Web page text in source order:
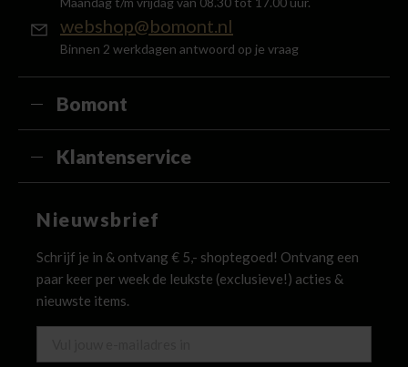
webshop@bomont.nl
Binnen 2 werkdagen antwoord op je vraag
Bomont
Klantenservice
Nieuwsbrief
Schrijf je in & ontvang € 5,- shoptegoed! Ontvang een
paar keer per week de leukste (exclusieve!) acties &
nieuwste items.